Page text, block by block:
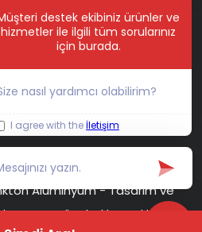
Alüminyum - Tasarım ve
AgencyTüm hakları saklıdır.
destek ekibiniz ürünler ve
hizmetler ile ilgili tüm sorularınız
için burada.
nasıl yardımcı olabilirim?
I agree with the İletişim